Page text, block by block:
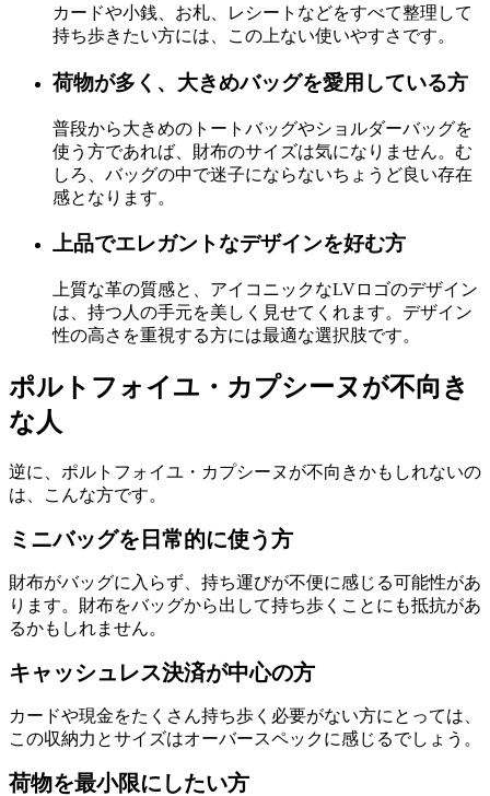
カードや小銭、お札、レシートなどをすべて整理して
持ち歩きたい方には、この上ない使いやすさです。
荷物が多く、大きめバッグを愛用している方
普段から大きめのトートバッグやショルダーバッグを
使う方であれば、財布のサイズは気になりません。む
しろ、バッグの中で迷子にならないちょうど良い存在
感となります。
上品でエレガントなデザインを好む方
上質な革の質感と、アイコニックなLVロゴのデザイン
は、持つ人の手元を美しく見せてくれます。デザイン
性の高さを重視する方には最適な選択肢です。
ポルトフォイユ・カプシーヌが不向き
な人
逆に、ポルトフォイユ・カプシーヌが不向きかもしれないの
は、こんな方です。
ミニバッグを日常的に使う方
財布がバッグに入らず、持ち運びが不便に感じる可能性があ
ります。財布をバッグから出して持ち歩くことにも抵抗があ
るかもしれません。
キャッシュレス決済が中心の方
カードや現金をたくさん持ち歩く必要がない方にとっては、
この収納力とサイズはオーバースペックに感じるでしょう。
荷物を最小限にしたい方